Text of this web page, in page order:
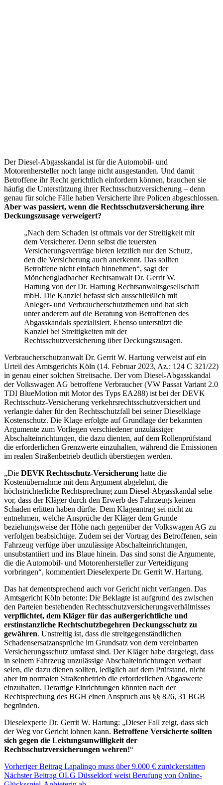
Der Diesel-Abgasskandal ist für die Automobil- und
Motorenhersteller noch lange nicht ausgestanden. Und damit
Betroffene ihr Recht gerichtlich einfordern können, brauchen sie
häufig die Unterstützung ihrer Rechtsschutzversicherung – denn
genau für solche Fälle haben Versicherte ihre Policen abgeschlossen.
Aber was passiert, wenn die Rechtsschutzversicherung ihre
Deckungszusage verweigert?
„Nach dem Schaden ist oftmals vor der Streitigkeit mit
dem Versicherer. Denn selbst die teuersten
Versicherungsverträge bieten letztlich nur den Schutz,
den die Versicherung auch anerkennt. Das sollten
Betroffene nicht einfach hinnehmen“, sagt der
Mönchengladbacher Rechtsanwalt Dr. Gerrit W.
Hartung von der Dr. Hartung Rechtsanwaltsgesellschaft
mbH. Die Kanzlei befasst sich ausschließlich mit
Anleger- und Verbraucherschutzthemen und hat sich
unter anderem auf die Beratung von Betroffenen des
Abgasskandals spezialisiert. Ebenso unterstützt die
Kanzlei bei Streitigkeiten mit der
Rechtsschutzversicherung über Deckungszusagen.
Verbraucherschutzanwalt Dr. Gerrit W. Hartung verweist auf ein
Urteil des Amtsgerichts Köln (14. Februar 2023, Az.: 124 C 321/22)
in genau einer solchen Streitsache. Der vom Diesel-Abgasskandal
der Volkswagen AG betroffene Verbraucher (VW Passat Variant 2.0
TDI BlueMotion mit Motor des Typs EA288) ist bei der DEVK
Rechtsschutz-Versicherung verkehrsrechtsschutzversichert und
verlangte daher für den Rechtsschutzfall bei seiner Dieselklage
Kostenschutz. Die Klage erfolgte auf Grundlage der bekannten
Argumente zum Vorliegen verschiedener unzulässiger
Abschalteinrichtungen, die dazu dienten, auf dem Rollenprüfstand
die erforderlichen Grenzwerte einzuhalten, während die Emissionen
im realen Straßenbetrieb deutlich überstiegen werden.
„Die DEVK Rechtsschutz-Versicherung hatte die
Kostenübernahme mit dem Argument abgelehnt, die
höchstrichterliche Rechtsprechung zum Diesel-Abgasskandal sehe
vor, dass der Kläger durch den Erwerb des Fahrzeugs keinen
Schaden erlitten haben dürfte. Dem Klageantrag sei nicht zu
entnehmen, welche Ansprüche der Kläger dem Grunde
beziehungsweise der Höhe nach gegenüber der Volkswagen AG zu
verfolgen beabsichtige. Zudem sei der Vortrag des Betroffenen, sein
Fahrzeug verfüge über unzulässige Abschalteinrichtungen,
unsubstantiiert und ins Blaue hinein. Das sind sonst die Argumente,
die die Automobil- und Motorenhersteller zur Verteidigung
vorbringen“, kommentiert Dieselexperte Dr. Gerrit W. Hartung.
Das hat dementsprechend auch vor Gericht nicht verfangen. Das
Amtsgericht Köln betonte: Die Beklagte ist aufgrund des zwischen
den Parteien bestehenden Rechtsschutzversicherungsverhältnisses
verpflichtet, dem Kläger für das außergerichtliche und
erstinstanzliche Rechtschutzbegehren Deckungsschutz zu
gewähren. Unstreitig ist, dass die streitgegenständlichen
Schadensersatzansprüche im Grundsatz von dem vereinbarten
Versicherungsschutz umfasst sind. Der Kläger habe dargelegt, dass
in seinem Fahrzeug unzulässige Abschalteinrichtungen verbaut
seien, die dazu dienen sollten, lediglich auf dem Prüfstand, nicht
aber im normalen Straßenbetrieb die erforderlichen Abgaswerte
einzuhalten. Derartige Einrichtungen könnten nach der
Rechtsprechung des BGH einen Anspruch aus §§ 826, 31 BGB
begründen.
Dieselexperte Dr. Gerrit W. Hartung: „Dieser Fall zeigt, dass sich
der Weg vor Gericht lohnen kann. Betroffene Versicherte sollten
sich gegen die Leistungsunwilligkeit der
Rechtsschutzversicherungen wehren!“
Vorheriger Beitrag Lapalingo muss über 9.000 € zurückerstatten
Nächster Beitrag OLG Düsseldorf weist Berufung von Online-